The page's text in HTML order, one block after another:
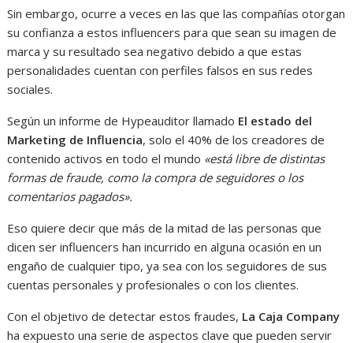
Sin embargo, ocurre a veces en las que las compañías otorgan
su confianza a estos influencers para que sean su imagen de
marca y su resultado sea negativo debido a que estas
personalidades cuentan con perfiles falsos en sus redes
sociales.
Según un informe de Hypeauditor llamado El estado del
Marketing de Influencia, solo el 40% de los creadores de
contenido activos en todo el mundo «está libre de distintas
formas de fraude, como la compra de seguidores o los
comentarios pagados».
Eso quiere decir que más de la mitad de las personas que
dicen ser influencers han incurrido en alguna ocasión en un
engaño de cualquier tipo, ya sea con los seguidores de sus
cuentas personales y profesionales o con los clientes.
Con el objetivo de detectar estos fraudes, La Caja Company
ha expuesto una serie de aspectos clave que pueden servir